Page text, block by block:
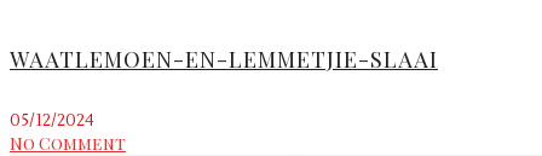
WAATLEMOEN-EN-LEMMETJIE-SLAAI
05/12/2024
No Comment